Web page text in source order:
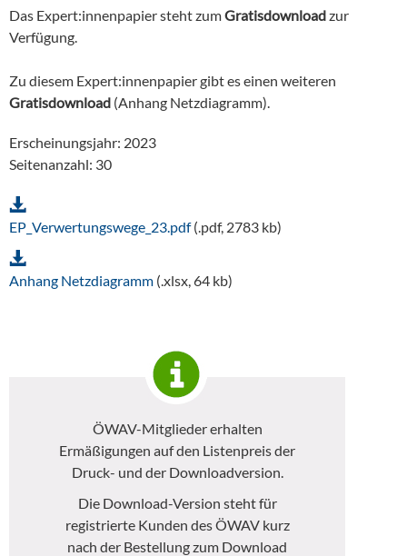
Das Expert:innenpapier steht zumGratisdownloadzur
Verfügung.
Zu diesem Expert:innenpapier gibt es einen weiteren
Gratisdownload (Anhang Netzdiagramm).
Erscheinungsjahr: 2023
Seitenanzahl: 30
EP_Verwertungswege_23.pdf(.pdf, 2783 kb)
Anhang Netzdiagramm (.xlsx, 64 kb)
ÖWAV-Mitglieder erhalten
Ermäßigungen auf den Listenpreis der
Druck- und der Downloadversion.
Die Download-Version steht für
registrierte Kunden des ÖWAV kurz
nach der Bestellung zum Download